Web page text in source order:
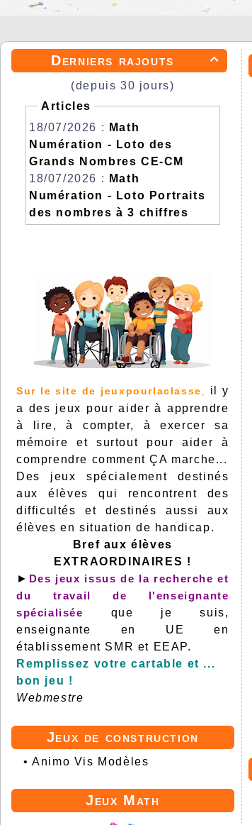

Derniers rajouts
(depuis 30 jours)
Articles
18/07/2026 :
Math
Numération - Loto des
Grands Nombres CE-CM
18/07/2026 :
Math
Numération - Loto Portraits
des nombres à 3 chiffres
Sur le site de jeuxpourlaclasse
il y
a des jeux pour aider à apprendre
à lire, à compter, à exercer sa
mémoire et surtout pour aider à
comprendre comment ÇA marche...
Des jeux spécialement destinés
aux élèves qui rencontrent des
difficultés et destinés aussi aux
élèves en situation de handicap.
Bref aux élèves
EXTRAORDINAIRES !
► Des jeux issus de la recherche et
du travail de l'enseignante
spécialisée que je suis,
enseignante en UE en
établissement SMR et EEAP.
Remplissez votre cartable et ...
bon jeu !
Webmestre
Jeux de construction
•Animo Vis Modèles
Jeux Math